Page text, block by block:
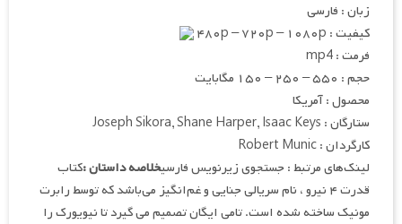
زبان : فارسی
کیفیت : ۴۸۰p – ۷۲۰p – ۱۰۸۰p
فرمت : mp4
حجم : ۵۵۰ – ۲۵۰ – ۱۵۰ مگابایت
محصول : آمریکا
ستارگان : Joseph Sikora, Shane Harper, Isaac Keys
کارگردان : Robert Munic
لینک‌های مرتبط : جستجوی زیرنویس فارسیخلاصه داستان :کتاب
قدرت ۴ نیرو ، نام سریالی جنایی و غم‌انگیز می‌باشد که توسط رابرت
مونیک ساخته شده است. تامی ایگان تصمیم می گیرد تا نیویورک را